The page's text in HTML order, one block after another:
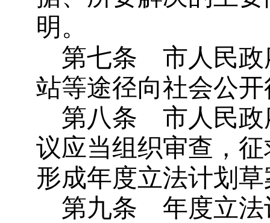
明。
第七条
市人民
站等途径向社会公
第八条
市人民
议应当组织审查，
形成年度立法计划
第九条
年度立